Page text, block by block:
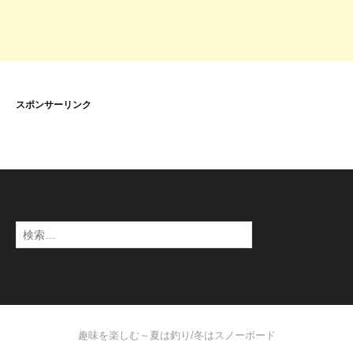
スポンサーリンク
検
索
趣味を楽しむ～夏は釣り/冬はスノーボード